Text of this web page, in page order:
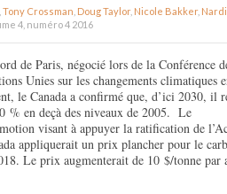
Tony Crossman Doug Taylor, Nicole Bakker,
4, numéro 4 2016
de Paris, négocié lors de la Conférence
Unies sur les changements climatiques
le Canada a confirmé que, d’ici 2030, il
% en deçà des niveaux de 2005. Le
visant à appuyer la ratification de
appliquerait un prix plancher pour le
Le prix augmenterait de 10 $/tonne par